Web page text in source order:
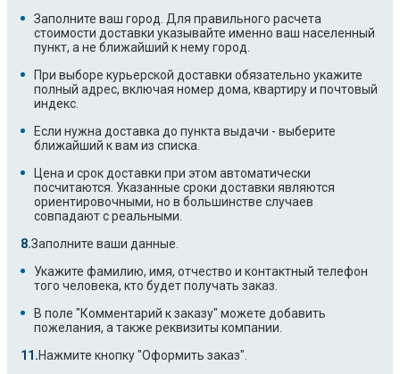
Заполните ваш город. Для правильного расчета
стоимости доставки указывайте именно ваш населенный
пункт, а не ближайший к нему город.
При выборе курьерской доставки обязательно укажите
полный адрес, включая номер дома, квартиру и почтовый
индекс.
Если нужна доставка до пункта выдачи - выберите
ближайший к вам из списка.
Цена и срок доставки при этом автоматически
посчитаются. Указанные сроки доставки являются
ориентировочными, но в большинстве случаев
совпадают с реальными.
Заполните ваши данные.
Укажите фамилию, имя, отчество и контактный телефон
того человека, кто будет получать заказ.
В поле "Комментарий к заказу" можете добавить
пожелания, а также реквизиты компании.
Нажмите кнопку "Оформить заказ".